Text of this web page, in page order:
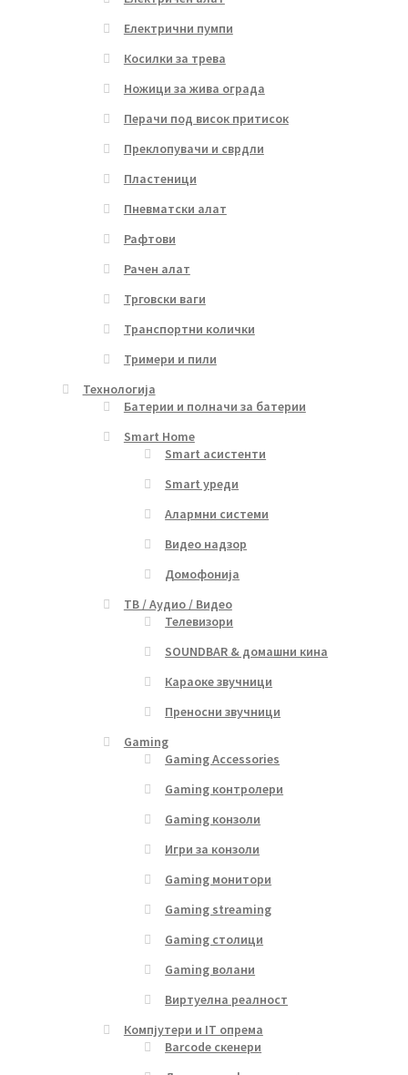
Електрични пумпи
Косилки за трева
Ножици за жива ограда
Перачи под висок притисок
Преклопувачи и сврдли
Пластеници
Пневматски алат
Рафтови
Рачен алат
Трговски ваги
Транспортни колички
Тримери и пили
Технологија
Батерии и полначи за батерии
Smart Home
Smart асистенти
Smart уреди
Алармни системи
Видео надзор
Домофонија
ТВ / Аудио / Видео
Телевизори
SOUNDBAR & домашни кина
Караоке звучници
Преносни звучници
Gaming
Gaming Accessories
Gaming контролери
Gaming конзоли
Игри за конзоли
Gaming монитори
Gaming streaming
Gaming столици
Gaming волани
Виртуелна реалност
Компјутери и IT опрема
Barcode скенери